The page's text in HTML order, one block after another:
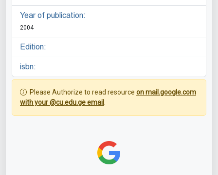
Year of publication:
2004
Edition:
isbn:
Please Authorize to read resource on mail.google.com
with your @cu.edu.ge email